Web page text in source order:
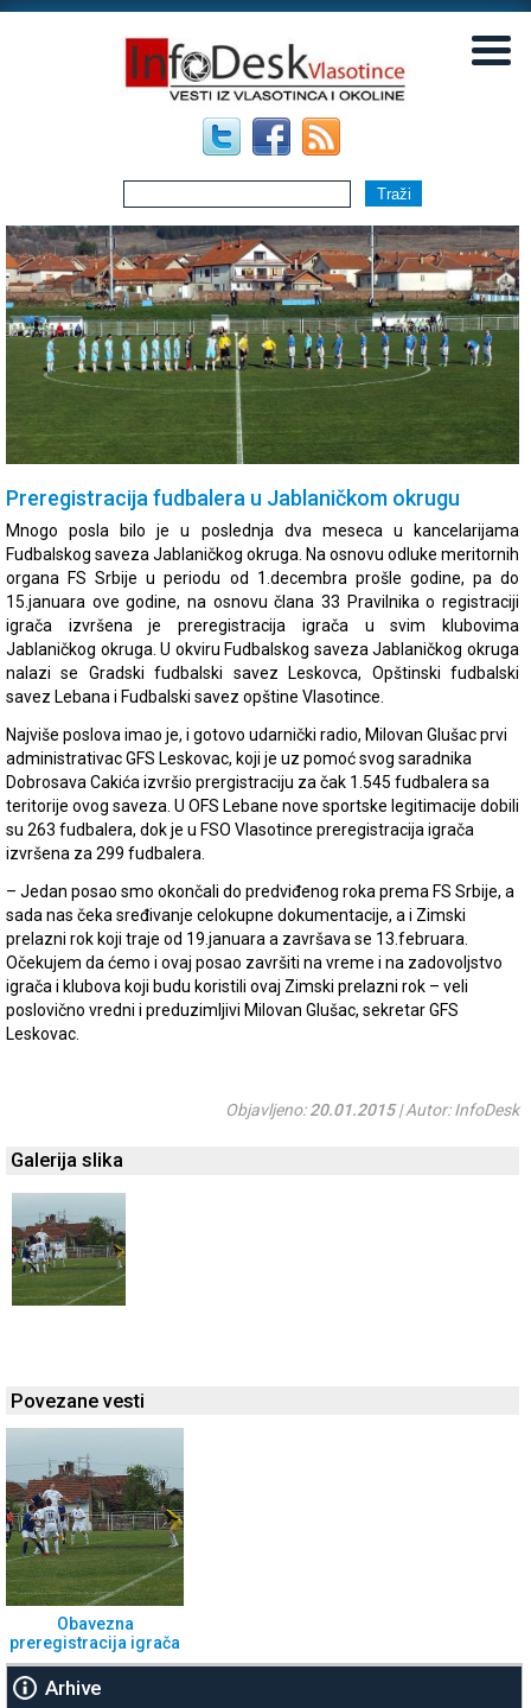
Preregistracija fudbalera u Jablaničkom okrugu
Mnogo posla bilo je u poslednja dva meseca u kancelarijama
Fudbalskog saveza Jablaničkog okruga. Na osnovu odluke meritornih
organa FS Srbije u periodu od 1.decembra prošle godine, pa do
15.januara ove godine, na osnovu člana 33 Pravilnika o registraciji
igrača izvršena je preregistracija igrača u svim klubovima
Jablaničkog okruga. U okviru Fudbalskog saveza Jablaničkog okruga
nalazi se Gradski fudbalski savez Leskovca, Opštinski fudbalski
savez Lebana i Fudbalski savez opštine Vlasotince.
Najviše poslova imao je, i gotovo udarnički radio, Milovan Glušac prvi
administrativac GFS Leskovac, koji je uz pomoć svog saradnika
Dobrosava Cakića izvršio prergistraciju za čak 1.545 fudbalera sa
teritorije ovog saveza. U OFS Lebane nove sportske legitimacije dobili
su 263 fudbalera, dok je u FSO Vlasotince preregistracija igrača
izvršena za 299 fudbalera.
– Jedan posao smo okončali do predviđenog roka prema FS Srbije, a
sada nas čeka sređivanje celokupne dokumentacije, a i Zimski
prelazni rok koji traje od 19.januara a završava se 13.februara.
Očekujem da ćemo i ovaj posao završiti na vreme i na zadovoljstvo
igrača i klubova koji budu koristili ovaj Zimski prelazni rok – veli
poslovično vredni i preduzimljivi Milovan Glušac, sekretar GFS
Leskovac.
Objavljeno:20.01.2015| Autor: InfoDesk
Galerija slika
Povezane vesti
Obavezna
preregistracija igrača
Arhive